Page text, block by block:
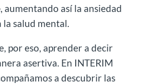
, aumentando así la ansiedad
salud mental.
por eso, aprender a decir
asertiva. En INTERIM
a descubrir las